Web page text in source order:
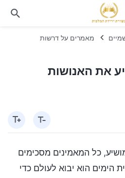
מאמרים על דרשות
את האנושות
כל המאמינים מסכימים
הימים הוא יבוא לעולם כדי